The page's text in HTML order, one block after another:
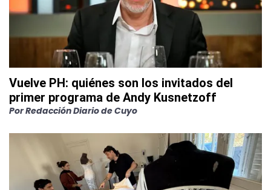
Vuelve PH: quiénes son los invitados del
primer programa de Andy Kusnetzoff
PorRedacción Diario de Cuyo